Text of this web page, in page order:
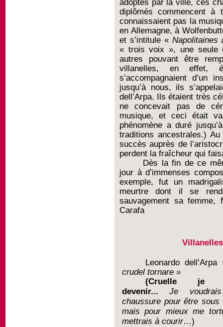
adoptés par la ville, ces
diplômés commencent
connaissaient pas la
en Allemagne, à
et s’intitule «
« trois voix », une seule
autres pouvant être
villanelles, en effet,
s’accompagnaient d’un
jusqu’à nous, ils
dell’Arpa. Ils étaient très
ne concevait pas de
musique, et ceci était
phénomène a duré
traditions ancestrales.)
succès auprès de
perdent la fraîcheur qui
Dès la fin de ce
jour à d’immenses
exemple, fut un
meurtre dont il se
sauvagement sa femme,
Carafa
Villanelles
Leonardo
crudel tornare »
(Cruelle je
devenir... Je voudrais
chaussure pour être sous
mais pour mieux me
mettrais à courir…)